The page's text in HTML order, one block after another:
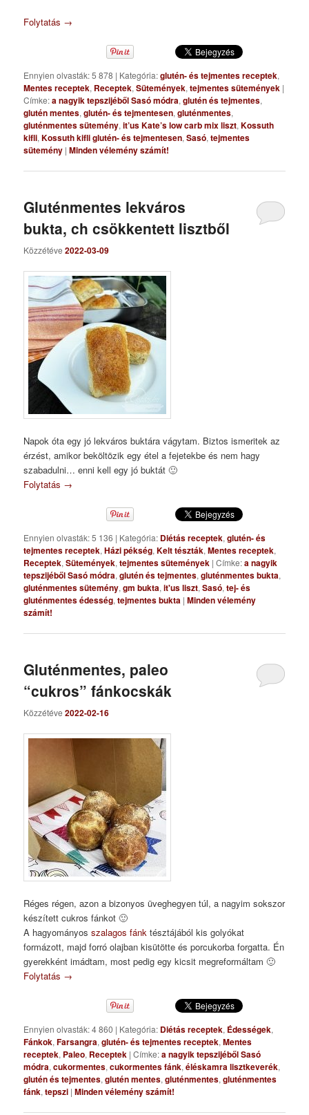
Folytatás →
Ennyien olvasták: 5 878 | Kategória:glutén- és tejmentes receptek,
Mentes receptek, Receptek,Sütemények,tejmentes sütemények |
Címke:a nagyik tepszijéből Sasó módra,glutén és tejmentes,
glutén mentes,glutén- és tejmentesen,gluténmentes,
gluténmentes sütemény,it’us Kate’s low carb mix liszt,Kossuth
kifli,Kossuth kifli glutén- és tejmentesen,Sasó,tejmentes
sütemény |Minden vélemény számít!
Gluténmentes lekváros
bukta, ch csökkentett lisztből
Közzétéve2022-03-09
Napok óta egy jó lekváros buktára vágytam. Biztos ismeritek az
érzést, amikor beköltözik egy étel a fejetekbe és nem hagy
szabadulni… enni kell egy jó buktát 🙂
Folytatás →
Ennyien olvasták: 5 136 | Kategória: Diétás receptek,glutén- és
tejmentes receptek,Házi pékség,Kelt tészták,Mentes receptek,
Receptek,Sütemények,tejmentes sütemények |Címke:a nagyik
tepszijéből Sasó módra,glutén és tejmentes,gluténmentes bukta,
gluténmentes sütemény,gm bukta,it'us liszt,Sasó,tej- és
gluténmentes édesség,tejmentes bukta |Minden vélemény
számít!
Gluténmentes, paleo
“cukros” fánkocskák
Közzétéve2022-02-16
Réges régen, azon a bizonyos üveghegyen túl, a nagyim sokszor
készített cukros fánkot 🙂
A hagyományosszalagos fánk tésztájából kis golyókat
formázott, majd forró olajban kisütötte és porcukorba forgatta. Én
gyerekként imádtam, most pedig egy kicsit megreformáltam 🙂
Folytatás →
Ennyien olvasták: 4 860 | Kategória: Diétás receptek, Édességek,
Fánkok,Farsangra,glutén- és tejmentes receptek,Mentes
receptek, Paleo, Receptek |Címke:a nagyik tepszijéből Sasó
módra,cukormentes,cukormentes fánk,éléskamra lisztkeverék,
glutén és tejmentes,glutén mentes,gluténmentes,gluténmentes
fánk,tepszi |Minden vélemény számít!